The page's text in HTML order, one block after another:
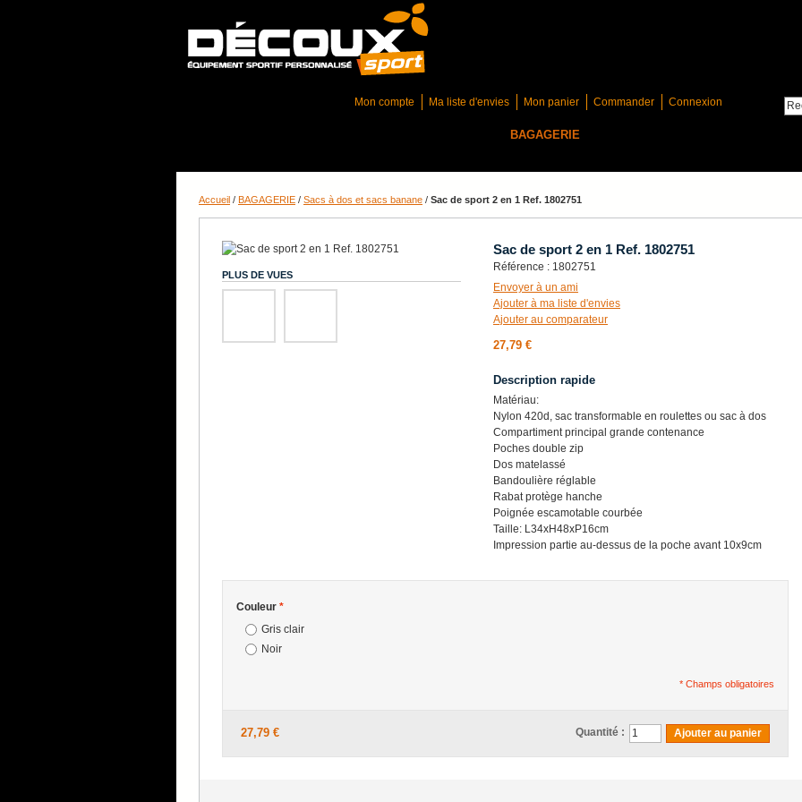
Mon compte
Ma liste d'envies Mon panier Commander Connexion
BAGAGERIE
Accueil / BAGAGERIE / Sacs à dos et sacs banane / Sac de sport 2 en 1 Ref. 1802751
Sac de sport 2 en 1 Ref. 1802751
Référence : 1802751
Envoyer à un ami
Ajouter à ma liste d'envies
Ajouter au comparateur
27,79 €
Description rapide
Matériau:
Nylon 420d, sac transformable en roulettes ou sac à dos
Compartiment principal grande contenance
Poches double zip
Dos matelassé
Bandoulière réglable
Rabat protège hanche
Poignée escamotable courbée
Taille: L34xH48xP16cm
Impression partie au-dessus de la poche avant 10x9cm
PLUS DE VUES
Couleur *
Gris clair
Noir
* Champs obligatoires
27,79 € Quantité : Ajouter au panier